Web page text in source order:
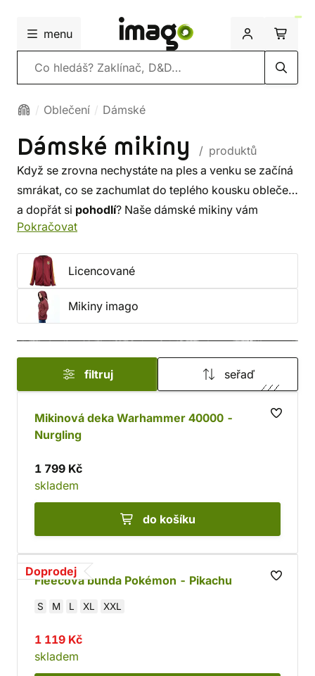
menu
Vyhledávání
Oblečení Dámské
Dámské mikiny
/ produktů
Když se zrovna nechystáte na ples a venku se začíná
smrákat, co se zachumlat do teplého kousku oblečení
a dopřát si pohodlí? Naše dámské mikiny vám
poskytnou teplotní
originální mikinus různými fantasy, sci-fi a herními
motivyHarry Potter,Marvela další. Ukažte svým
výběrem, pro koho bije vaše srdce.
Pokračovat
Licencované
Mikiny imago
filtruj seřaď
Mikinová deka Warhammer 40000 -
Nurgling
1 799 Kč
skladem
do košíku
Doprodej
Fleecová bunda Pokémon - Pikachu
S M L XL XXL
1 119 Kč
skladem